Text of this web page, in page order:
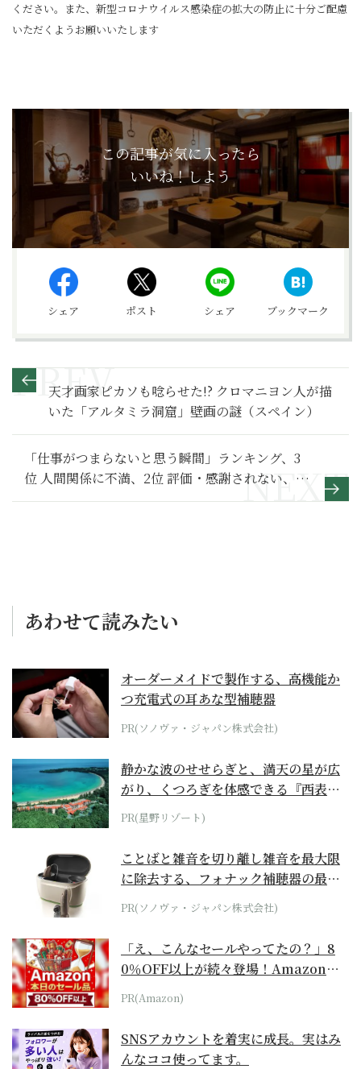
ください。また、新型コロナウイルス感染症の拡大の防止に十分ご配慮
いただくようお願いいたします
この記事が気に入ったら
いいね！しよう
シェア ポスト シェア ブックマーク
天才画家ピカソも唸らせた!? クロマニヨン人が描
いた「アルタミラ洞窟」壁画の謎（スペイン）
「仕事がつまらないと思う瞬間」ランキング、3
位 人間関係に不満、2位 評価・感謝されない、1
位は？
あわせて読みたい
オーダーメイドで製作する、高機能か
つ充電式の耳あな型補聴器
PR(ソノヴァ・ジャパン株式会社)
静かな波のせせらぎと、満天の星が広
がり、くつろぎを体感できる『西表島
ホテル by...
PR(星野リゾート)
ことばと雑音を切り離し雑音を最大限
に除去する、フォナック補聴器の最上
位モデル
PR(ソノヴァ・ジャパン株式会社)
「え、こんなセールやってたの？」8
0％OFF以上が続々登場！Amazonの
本気が...
PR(Amazon)
SNSアカウントを着実に成長。実はみ
んなココ使ってます。